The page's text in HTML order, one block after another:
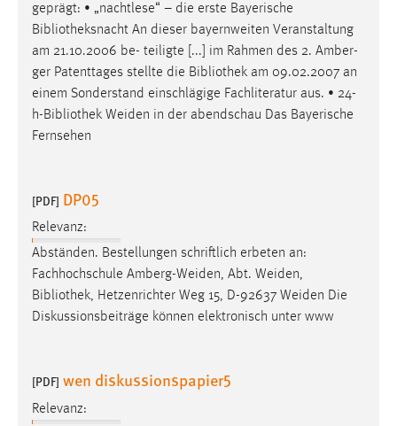
geprägt: • „nachtlese“ – die erste Bayerische
Bibliotheksnacht An dieser bayernweiten Veranstaltung
am 21.10.2006 be- teiligte [...] im Rahmen des 2. Amber-
ger Patenttages stellte die Bibliothek am 09.02.2007 an
einem Sonderstand einschlägige Fachliteratur aus. • 24-
h-Bibliothek Weiden in der abendschau Das Bayerische
Fernsehen
[PDF] DP05
Relevanz:
Abständen. Bestellungen schriftlich erbeten an:
Fachhochschule Amberg-Weiden, Abt. Weiden,
Bibliothek, Hetzenrichter Weg 15, D-92637 Weiden Die
Diskussionsbeiträge können elektronisch unter www
[PDF] wen diskussionspapier5
Relevanz: